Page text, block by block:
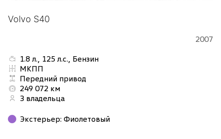
Volvo S40
2007
1.8 л., 125 л.с., Бензин
МКПП
Передний привод
249 072 км
3 владельца
Экстерьер: Фиолетовый